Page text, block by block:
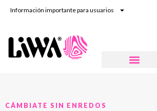
Información importante para usuarios
CÁMBIATE SIN ENREDOS